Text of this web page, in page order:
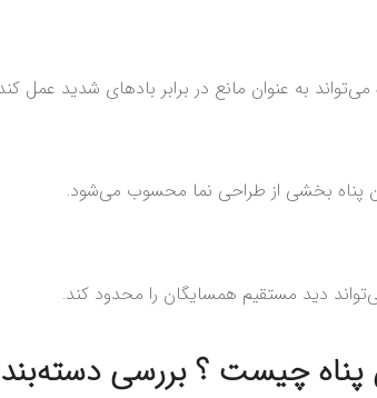
به عنوان مانع در برابر بادهای شدید عمل
پناه بخشی از طراحی نما محسوب می‌شود.
دید مستقیم همسایگان را محدود کند.
پناه چیست ؟ بررسی